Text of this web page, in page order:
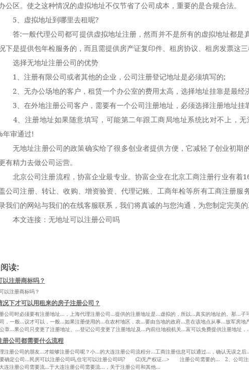
公区。使之这种情况的虚拟地址不仅节省了公司成本，重要的是合规合法。
5、虚拟地址到哪里去租呢?
答:一般代理公司都可提供虚拟地址注册，然而并不是所有的虚拟地址都是
下是提供包年检服务的，而且需提供房产证复印件、租房协议、租房发票这三
选择无地址注册公司的优势
1、注册有限公司或者其他的企业，公司注册登记地址是必须填写的;
2、无办公场地的客户，租赁一个办公室的费用太高，选择地址挂靠是最经
3、在外地注册公司客户，需要有一个公司注册地址，必须选择注册地址挂
4、注册地址如果随意填写，可能第二年跟工商局地址系统比对不上，无
年审通过!
无地址注册公司的政策确实给了很多创业者提供方便，它减轻了创业初期
有精力去做公司运营。
北京公司注册流程，协富企业最专业。协富企业在北京工商注册行业有着
公司注册、转让、收购、增资验资、代理记账、工商年检等所有工商注册服
我们的网站与我们的在线客服联系，我们将真诚的与您沟通，为您制定完美的
本文连接：无地址可以注册公司吗
读:
以注册商标吗？
以注册商标吗？
况下才可以用租来的房子注册公司？
公司时必须要有注册地址...，上海代理注册公司...提供的注册地址是...虚拟的，所以...真实的地址的。那...子
，一般...议才可以，一般...如果注册使用的...在农村地区，农...要由当地的政府...意在该地点从事...放军房地
章...果公司只变更了注册地址、...登记公司变更了注册地址及...内前往地税机关...富可以免费提供注册地址
册公司都需要什么流程
注册公司的朋友...才能够注册公司呢？小...的大连注册公司流程分...工商注册信息可以通过...，确认无误
确定公司...民房可以注册公司吗,住宅可以注册公司吗? (2)无产权证...> 注册公司需要的... 2、公司
注册公司需要流...于大连注册公司需要流...，关于注册公司和其他...